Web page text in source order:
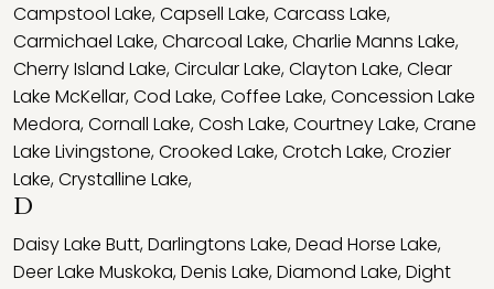
Campstool Lake,Capsell Lake,Carcass Lake,
Carmichael Lake,Charcoal Lake,Charlie Manns Lake,
Cherry Island Lake,Circular Lake,Clayton Lake,Clear
Lake McKellar,Cod Lake,Coffee Lake,Concession Lake
Medora,Cornall Lake,Cosh Lake,Courtney Lake,Crane
Lake Livingstone,Crooked Lake,Crotch Lake,Crozier
Lake,Crystalline Lake,
D
Daisy Lake Butt,Darlingtons Lake,Dead Horse Lake,
Deer Lake Muskoka,Denis Lake,Diamond Lake,Dight